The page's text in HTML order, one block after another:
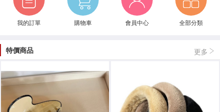
我的訂單 購物車 會員中心 全部分類
特價商品 更多